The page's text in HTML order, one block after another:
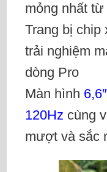
mỏng nhất
Trang bị chip
trải nghiệm
dòng Pro
Màn hình 6,6″
120Hz cùng
mượt và sắc